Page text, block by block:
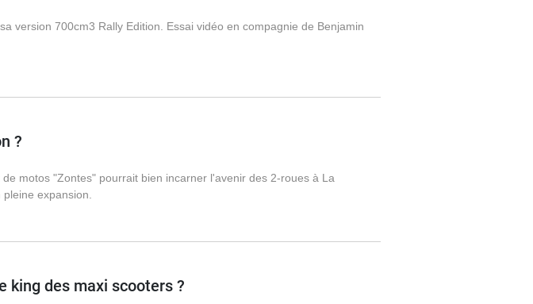
version 700cm3 Rally Edition. Essai vidéo en compagnie de Benjamin
?
motos "Zontes" pourrait bien incarner l'avenir des 2-roues à La
expansion.
king des maxi scooters ?